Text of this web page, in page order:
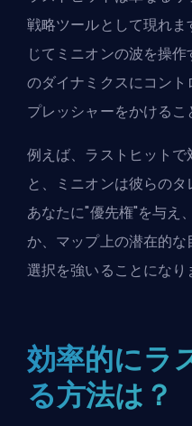
戦略ツールとして現れ
じてミニオンの波を操
のダイナミクスにコン
プレッシャーをかけるこ
例えば、ラストヒット
と、ミニオンは彼らのタ
あなたに"優先権"を与え
か、マップ上の潜在的
選択を強いることになり
効率的にラ
る方法は？